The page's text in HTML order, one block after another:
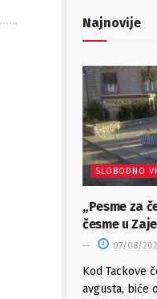
Najnovije
SLOBODNO
„Pesme za
česme u
07/08/
Kod Tackove
avgusta, biće